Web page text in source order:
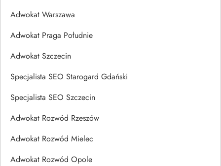
Adwokat Warszawa
Adwokat Praga Południe
Adwokat Szczecin
Specjalista SEO Starogard Gdański
Specjalista SEO Szczecin
Adwokat Rozwód Rzeszów
Adwokat Rozwód Mielec
Adwokat Rozwód Opole